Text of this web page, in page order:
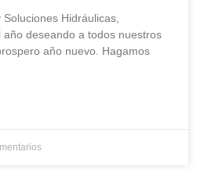
Hidráulicas,
deseando a todos nuestros
año nuevo. Hagamos